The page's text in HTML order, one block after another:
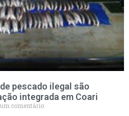
pescado ilegal são
integrada em Coari
comentário